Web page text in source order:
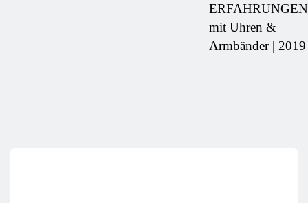
ERFAHRUNGEN
mit Uhren &
Armbänder | 2019